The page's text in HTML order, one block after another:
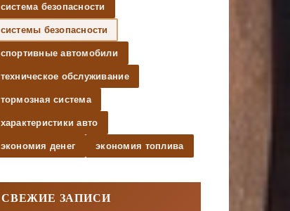
система безопасности
системы безопасности
спортивные автомобили
техническое обслуживание
тормозная система
характеристики авто
экономия денег экономия топлива
СВЕЖИЕ ЗАПИСИ